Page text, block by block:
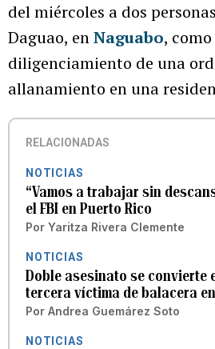
del miércoles a dos
Daguao, enNaguabo,
diligenciamiento de una
allanamiento en una
RELACIONADAS
NOTICIAS
“Vamos a trabajar sin
el FBI en Puerto Rico
Por Yaritza Rivera Clemente
NOTICIAS
Doble asesinato se convierte
tercera víctima de balacera
Por Andrea Guemárez Soto
NOTICIAS